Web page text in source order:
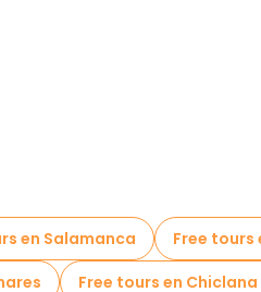
en Salamanca
Free tours
Free tours en